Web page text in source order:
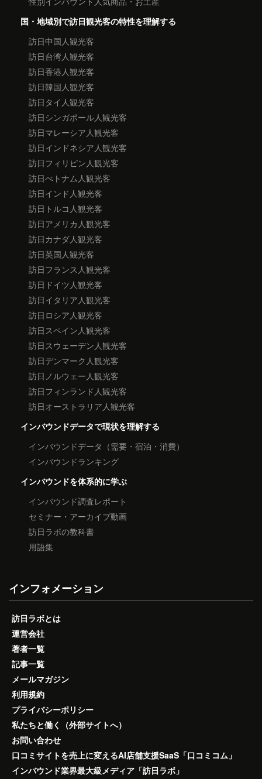
国・地域別で訪日観光客の特性を理解する
訪日中国人観光客
訪日台湾人観光客
訪日香港人観光客
訪日韓国人観光客
訪日タイ人観光客
訪日シンガポール人観光客
訪日マレーシア人観光客
訪日インドネシア人観光客
訪日フィリピン人観光客
訪日べトナム人観光客
訪日インド人観光客
訪日トルコ人観光客
訪日アメリカ人観光客
訪日カナダ人観光客
訪日英国人観光客
訪日フランス人観光客
訪日ドイツ人観光客
訪日イタリア人観光客
訪日ロシア人観光客
訪日スペイン人観光客
訪日スウェーデン人観光客
訪日デンマーク人観光客
訪日ノルウェー人観光客
訪日フィンランド人観光客
訪日オーストラリア人観光客
インバウンドデータで現状を理解する
インバウンドデータ（需要・宿泊・消費）
インバウンドランキング
インバウンドを体系的に学ぶ
インバウンド調査レポート
セミナー・アーカイブ動画
訪日ラボの教科書
用語集
インフォメーション
訪日ラボとは
運営会社
著者一覧
記事一覧
メールマガジン
利用規約
プライバシーポリシー
私たちと働く（外部サイトへ）
お問い合わせ
口コミサイトを売上に変えるAI店舗支援SaaS「口コミコム」
インバウンド業界最大級メディア「訪日ラボ」